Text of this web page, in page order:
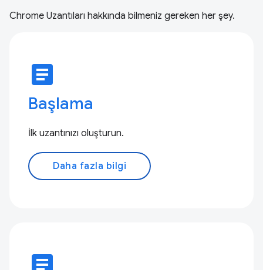
Chrome Uzantıları hakkında bilmeniz gereken her şey.
article
Başlama
İlk uzantınızı oluşturun.
Daha fazla bilgi